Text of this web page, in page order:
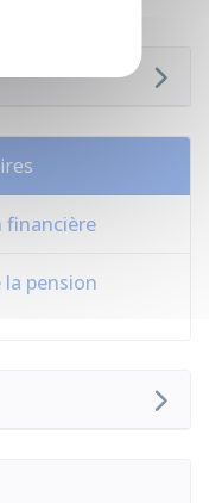
financière
pension